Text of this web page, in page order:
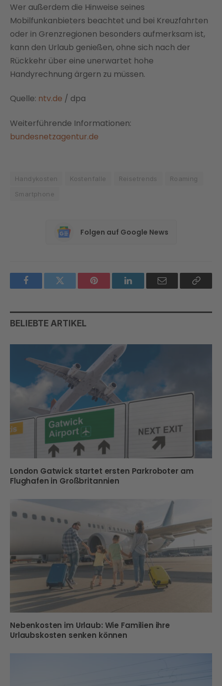
Wer außerdem die Hinweise seines
Mobilfunkanbieters beachtet und bei Kreuzfahrten
oder in Grenzregionen besonders aufmerksam ist,
kann den Urlaub genießen, ohne sich nach der
Rückkehr über eine unerwartet hohe
Handyrechnung ärgern zu müssen.
Quelle: ntv.de / dpa
Weiterführende Informationen:
bundesnetzagentur.de
Handykosten Kostenfalle Reisetrends
Roaming
Smartphone
Folgen auf Google News
FacebookTwitter Pinterest LinkedInEmail
Copy
BELIEBTE ARTIKEL
London Gatwick startet ersten Parkroboter am
Flughafen in Großbritannien
Nebenkosten im Urlaub: Wie Familien ihre
Urlaubskosten senken können